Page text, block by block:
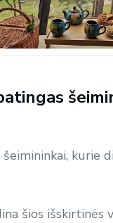
kurie
šios išskirtinės